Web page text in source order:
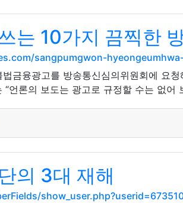
는 10가지 끔찍한
sangpumgwon-
금융광고를 방송통신심의위원회에 요
언론의 보도는 광고로 규정할 수는 없어
의 3대 재해